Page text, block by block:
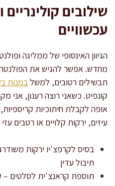
שילובים
עכשוויים
הגיוון האינסופי של ממליגה
מחדש. אפשר להגיש את
תבשילים רטובים, למשל במנות
קונפיט. כשאני רוצה רענון, אני
אופה לקבלת חיתוכיות
עיזים, ירקות קלויים או רטבים
בסיס לקרפצ'יו ירקות
תיבול עדין
תוספת קראנצ'ית לסלטים –